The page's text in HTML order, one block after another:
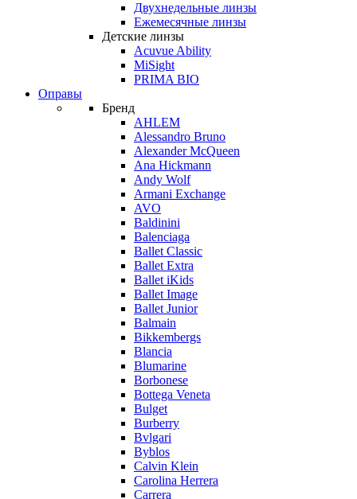
Двухнедельные линзы
Ежемесячные линзы
Детские линзы
Acuvue Ability
MiSight
PRIMA BIO
Оправы
Бренд
AHLEM
Alessandro Bruno
Alexander McQueen
Ana Hickmann
Andy Wolf
Armani Exchange
AVO
Baldinini
Balenciaga
Ballet Classic
Ballet Extra
Ballet iKids
Ballet Image
Ballet Junior
Balmain
Bikkembergs
Blancia
Blumarine
Borbonese
Bottega Veneta
Bulget
Burberry
Bvlgari
Byblos
Calvin Klein
Carolina Herrera
Carrera